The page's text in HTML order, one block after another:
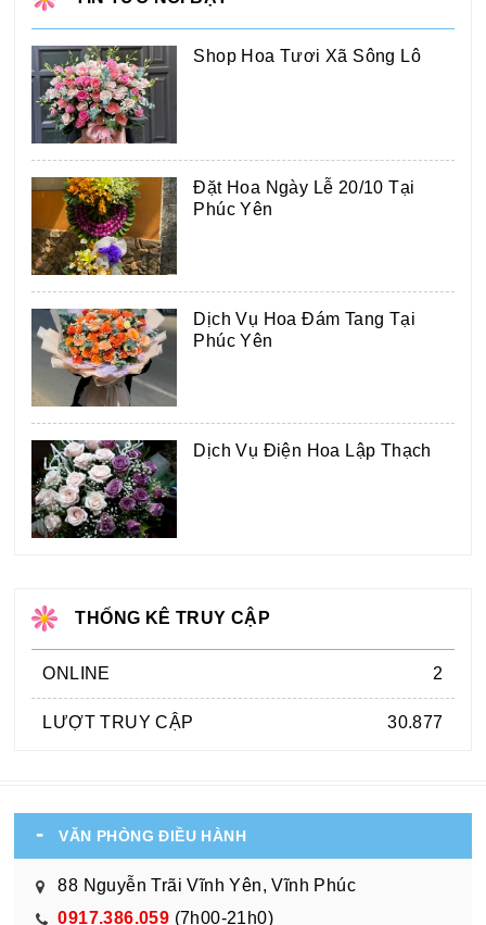
Shop Hoa Tươi Xã Sông Lô
Đặt Hoa Ngày Lễ 20/10 Tại
Phúc Yên
Dịch Vụ Hoa Đám Tang Tại
Phúc Yên
Dịch Vụ Điện Hoa Lập Thạch
THỐNG KÊ TRUY CẬP
ONLINE 2
LƯỢT TRUY CẬP 30.877
VĂN PHÒNG ĐIỀU HÀNH
88 Nguyễn Trãi Vĩnh Yên, Vĩnh Phúc
0917.386.059 (7h00-21h0)